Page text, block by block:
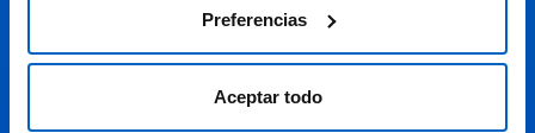
Aceptar todo
Preferencias
© 2026 Amgen S.A. Todos los derechos reservados.